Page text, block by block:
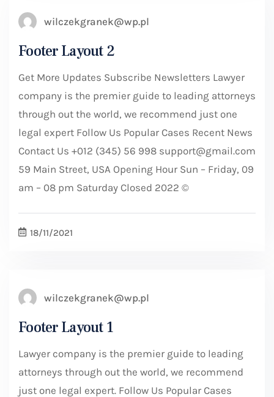
wilczekgranek@wp.pl
Footer Layout 2
Get More Updates Subscribe Newsletters Lawyer
company is the premier guide to leading attorneys
through out the world, we recommend just one
legal expert Follow Us Popular Cases Recent News
Contact Us +012 (345) 56 998 support@gmail.com
59 Main Street, USA Opening Hour Sun – Friday, 09
am – 08 pm Saturday Closed 2022 ©
18/11/2021
wilczekgranek@wp.pl
Footer Layout 1
Lawyer company is the premier guide to leading
attorneys through out the world, we recommend
just one legal expert. Follow Us Popular Cases